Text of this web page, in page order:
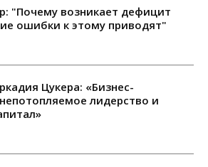
"Почему возникает дефицит
ошибки к этому приводят"
Цукера: «Бизнес-
лидерство и